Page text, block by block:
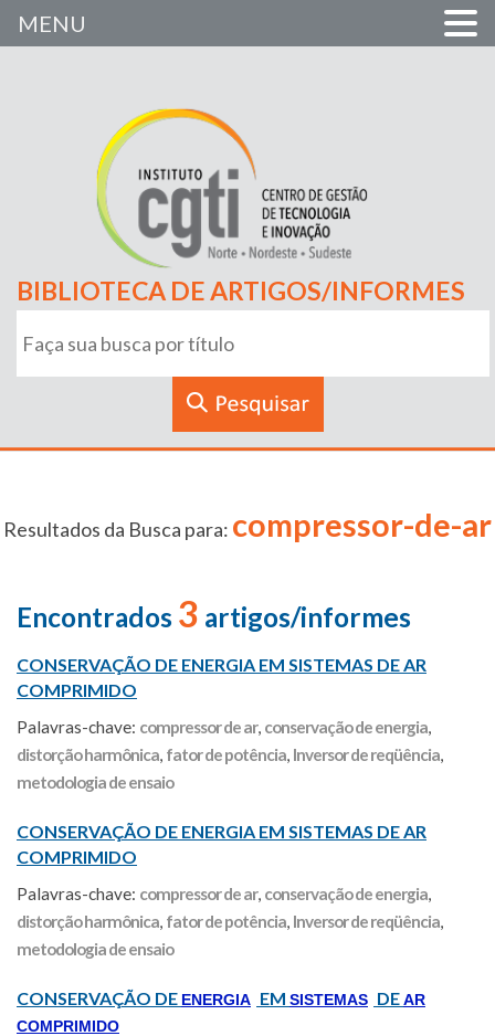
BIBLIOTECA DE ARTIGOS/INFORMES
Resultados da Busca para: compressor-de-ar
Encontrados 3 artigos/informes
CONSERVAÇÃO DE ENERGIA EM SISTEMAS DE AR
COMPRIMIDO
Palavras-chave: compressor de ar, conservação de energia,
distorção harmônica, fator de potência, lnversor de reqüência,
metodologia de ensaio
CONSERVAÇÃO DE ENERGIA EM SISTEMAS DE AR
COMPRIMIDO
Palavras-chave: compressor de ar, conservação de energia,
distorção harmônica, fator de potência, lnversor de reqüência,
metodologia de ensaio
CONSERVAÇÃO DE ENERGIA EM SISTEMAS DEAR
COMPRIMIDO
MENU